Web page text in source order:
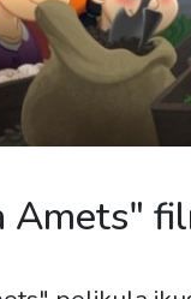
Amets"